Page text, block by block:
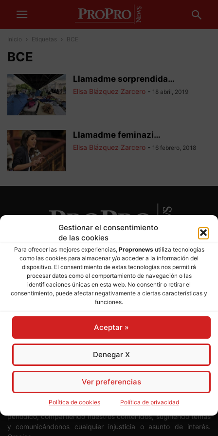
Gestionar el consentimiento
de las cookies
Para ofrecer las mejores experiencias, Propronewsutiliza tecnologías
como las cookies para almacenar y/o acceder a la información del
dispositivo. El consentimiento de estas tecnologías nos permitirá
procesar datos como el comportamiento de navegación o las
identificaciones únicas en esta web. No consentir o retirar el
consentimiento, puede afectar negativamente a ciertas características y
funciones.
Aceptar »
Denegar X
Ver preferencias
Política de cookies Política de privacidad
Inicio Etiquetas BCE
BCE
Llamadme sorprendida…
Elisa Blázquez Zarcero - 18 abril, 2019
Llamadme feminazi…
Elisa Blázquez Zarcero - 16 febrero, 2018
SOBRE NOSOTROS
Director:José Mª Pagador- Subdirectora:Rosa Puch
Para preservar nuestra independencia,
no
admite publicidad ni subvenciones o ayudas públicas o
privadas. Ninguno de nuestros directivos, redactores y
colaboradores percibe remuneración alguna. Realizamos
nuestro trabajo por amor al periodismo, a la verdad y a la
libertad y en solidaridad con la ciudadanía.
Usted puede colaborar con nosotros divulgando nuestro
periódico, compartiendo nuestros contenidos, sugiriendo temas
y comunicándonos cualquier injusticia o asunto de interés.